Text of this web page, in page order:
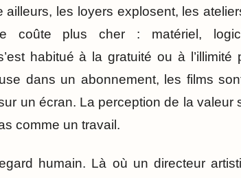
les loyers explosent, les
coûte plus cher : matériel,
habitué à la gratuité ou à l’illimité
dans un abonnement, les films
un écran. La perception de la valeur
comme un travail.
humain. Là où un directeur